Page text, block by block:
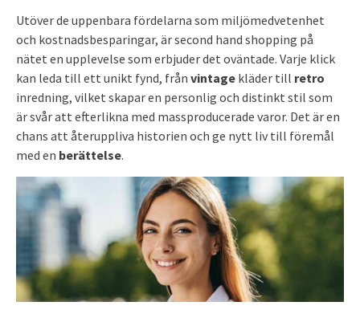
Utöver de uppenbara fördelarna som miljömedvetenhet
och kostnadsbesparingar, är second hand shopping på
nätet en upplevelse som erbjuder det oväntade. Varje klick
kan leda till ett unikt fynd, från vintage kläder till retro
inredning, vilket skapar en personlig och distinkt stil som
är svår att efterlikna med massproducerade varor. Det är en
chans att återuppliva historien och ge nytt liv till föremål
med en berättelse.